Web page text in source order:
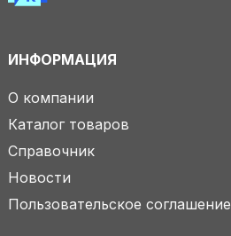
ИНФОРМАЦИЯ
О компании
Каталог товаров
Справочник
Новости
Пользовательское соглашение